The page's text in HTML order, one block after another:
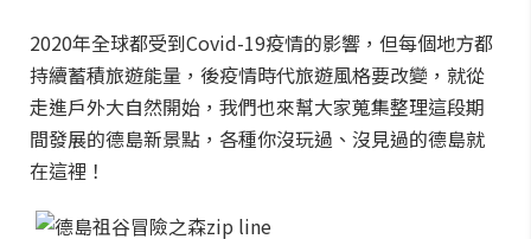
2020年全球都受到Covid-19疫情的影響，但每個地方都
持續蓄積旅遊能量，後疫情時代旅遊風格要改變，就從
走進戶外大自然開始，我們也來幫大家蒐集整理這段期
間發展的德島新景點，各種你沒玩過、沒見過的德島就
在這裡！